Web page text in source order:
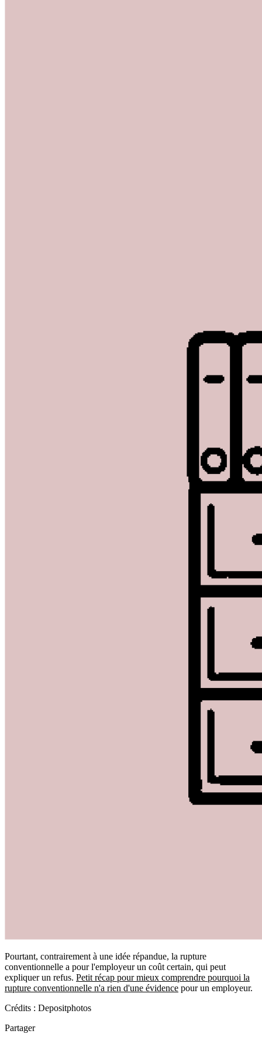
Pourtant, contrairement à une idée répandue, la rupture
conventionnelle a pour l'employeur un coût certain, qui peut
expliquer un refus. Petit récap pour mieux comprendre pourquoi la
rupture conventionnelle n'a rien d'une évidence pour un employeur.
Crédits : Depositphotos
Partager